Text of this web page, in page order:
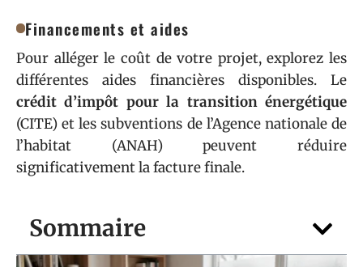
Sommaire
Financements et aides
Pour alléger le coût de votre projet, explorez les
différentes aides financières disponibles. Le
crédit d’impôt pour la transition énergétique
(CITE) et les subventions de l’Agence nationale de
l’habitat (ANAH) peuvent réduire
significativement la facture finale.